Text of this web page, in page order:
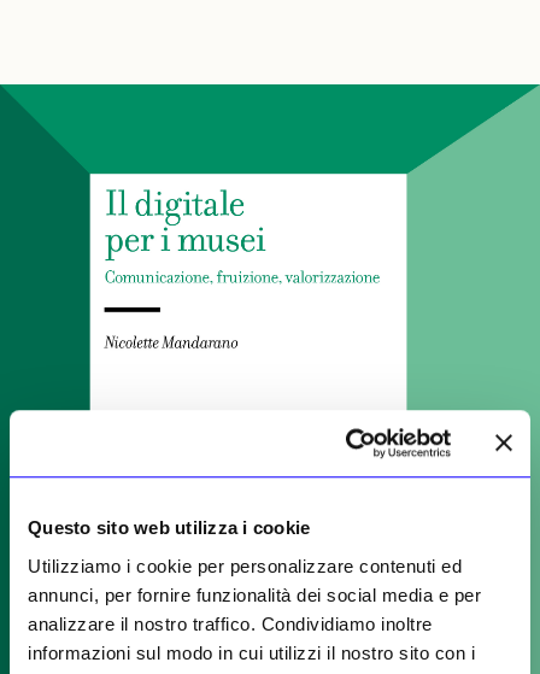
Questo sito web utilizza i cookie
Utilizziamo i cookie per personalizzare contenuti ed
annunci, per fornire funzionalità dei social media e per
analizzare il nostro traffico. Condividiamo inoltre
informazioni sul modo in cui utilizzi il nostro sito con i